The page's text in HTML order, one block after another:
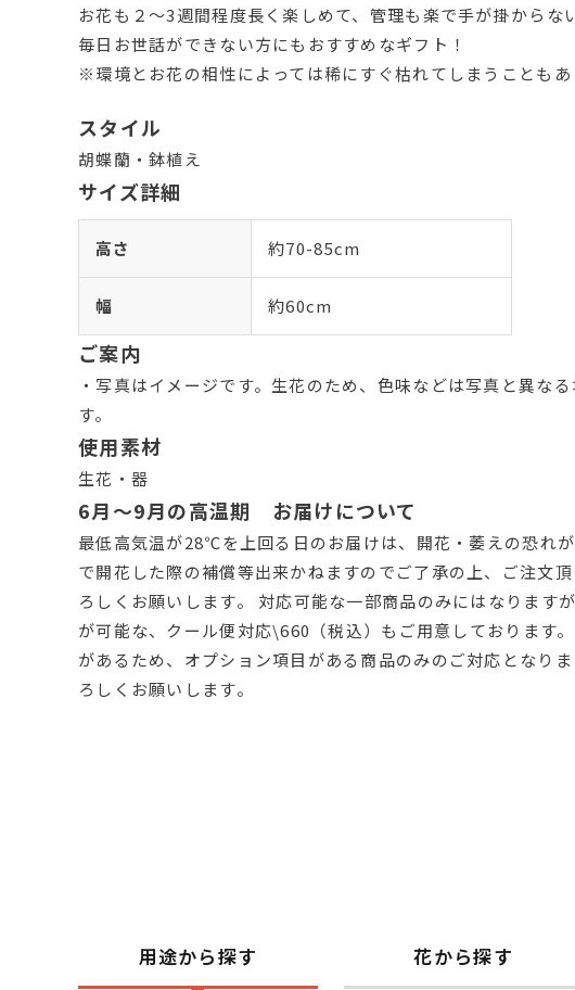
お花も２～3週間程度長く楽しめて、管理も楽で手が掛からな
毎日お世話ができない方にもおすすめなギフト！
※環境とお花の相性によっては稀にすぐ枯れてしまうこともあ
スタイル
胡蝶蘭・鉢植え
サイズ詳細
高さ 約70-85cm
幅 約60cm
ご案内
・写真はイメージです。生花のため、色味などは写真と異な
す。
使用素材
生花・器
6月～9月の高温期 お届けについて
最低高気温が28℃を上回る日のお届けは、開花・萎えの恐れ
で開花した際の補償等出来かねますのでご了承の上、ご注文
ろしくお願いします。 対応可能な一部商品のみにはなります
が可能な、クール便対応\660（税込）もご用意しております
があるため、オプション項目がある商品のみのご対応となり
ろしくお願いします。
用途から探す 花から探す